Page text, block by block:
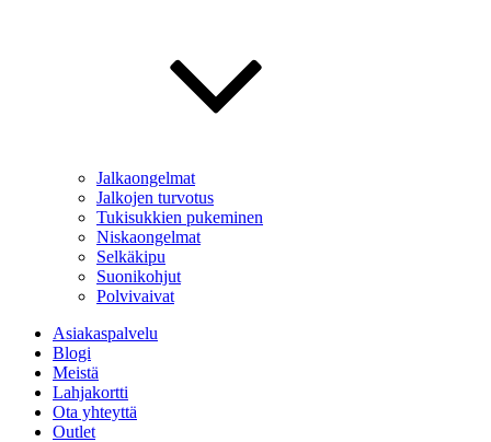
Jalkaongelmat
Jalkojen turvotus
Tukisukkien pukeminen
Niskaongelmat
Selkäkipu
Suonikohjut
Polvivaivat
Asiakaspalvelu
Blogi
Meistä
Lahjakortti
Ota yhteyttä
Outlet